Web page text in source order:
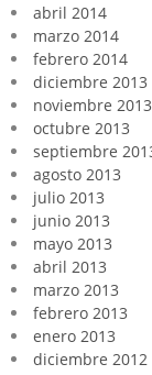
abril 2014
marzo 2014
febrero 2014
diciembre 2013
noviembre 2013
octubre 2013
septiembre
agosto 2013
julio 2013
junio 2013
mayo 2013
abril 2013
marzo 2013
febrero 2013
enero 2013
diciembre 2012